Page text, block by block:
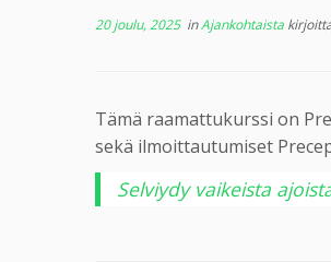
20 joulu, 2025inAjankohtaista
Tämä raamattukurssi on
sekä ilmoittautumiset
Selviydy vaikeista